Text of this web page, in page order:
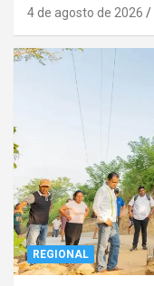
4 de agosto de 2026
REGIONAL